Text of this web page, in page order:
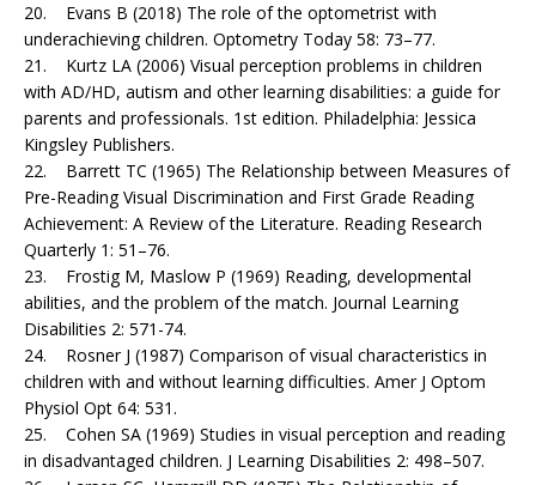
20. Evans B (2018) The role of the optometrist with
underachieving children. Optometry Today 58: 73–77.
21. Kurtz LA (2006) Visual perception problems in children
with AD/HD, autism and other learning dis­abi­lities: a guide for
parents and professionals. 1st edition. Philadelphia: Jessica
Kingsley Publishers.
22. Barrett TC (1965) The Relationship between Measures of
Pre-Reading Visual Discrimination and First Grade Reading
Achievement: A Review of the Literature. Reading Research
Quarterly 1: 51–76.
23. Frostig M, Maslow P (1969) Reading, developmental
abilities, and the problem of the match. Journal Learning
Disabilities 2: 571-74.
24. Rosner J (1987) Comparison of visual characteristics in
children with and without learning difficulties. Amer J Optom
Physiol Opt 64: 531.
25. Cohen SA (1969) Studies in visual perception and reading
in disadvantaged children. J Learning Disabilities 2: 498–507.